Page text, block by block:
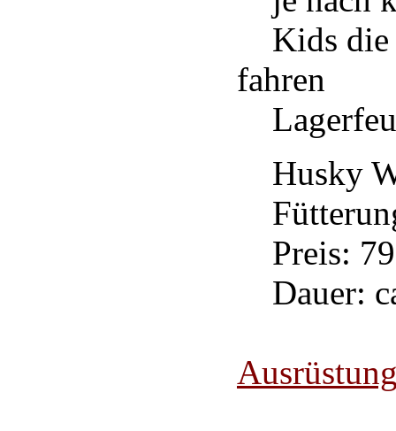
Kids die
fahren
Husky
Preis:
Dauer: